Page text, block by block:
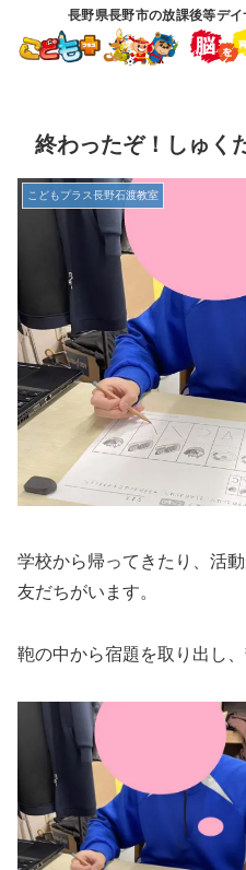
長野県長野市の放課後等デ
終わったぞ！しゅく
こどもプラス長野石渡教室
学校から帰ってきたり、活
友だちがいます。
鞄の中から宿題を取り出し